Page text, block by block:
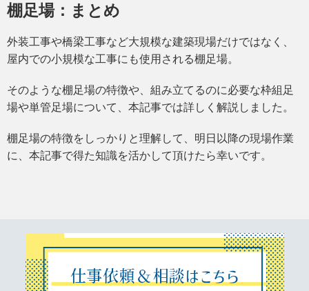
棚足場：まとめ
外装工事や橋梁工事など大規模な建築現場だけではなく、
屋内での小規模な工事にも使用される棚足場。
そのような棚足場の特徴や、組み立てるのに必要な枠組足
場や単管足場について、本記事では詳しく解説しました。
棚足場の特徴をしっかりと理解して、明日以降の現場作業
に、本記事で得た知識を活かして頂けたら幸いです。